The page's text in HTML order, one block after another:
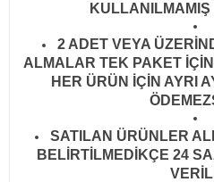
KULLANILMAMIŞ
2 ADET VEYA
ALMALAR TEK PAKET
HER ÜRÜN İÇİN AYRI
SATILAN ÜRÜNLER
BELİRTİLMEDİKÇE 24